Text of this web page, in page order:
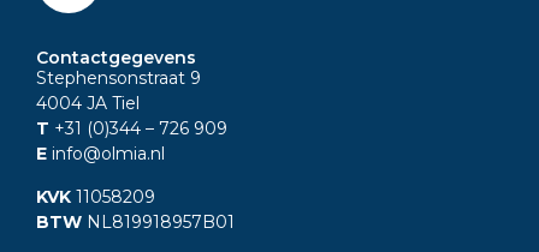
Contactgegevens
Stephensonstraat 9
4004 JA Tiel
T +31 (0)344 – 726 909
E info@olmia.nl
KVK 11058209
BTW NL819918957B01